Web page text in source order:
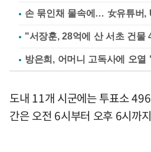
손 묶인채 물속에… 女유튜버,
"서장훈, 28억에 산 서초 건물
방은희, 어머니 고독사에 오
도내 11개 시군에는 투표소
간은 오전 6시부터 오후 6시까